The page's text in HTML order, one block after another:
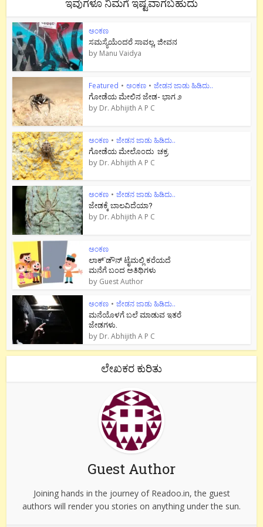
ಇವುಗಳೂ ನಿಮಗೆ ಇಷ್ಟವಾಗಬಹುದು
ಅಂಕಣ
ಸಮಸ್ಯೆಯೆಂದರೆ ಸಾವಲ್ಲ, ಜೀವನ
by Manu Vaidya
Featured • ಅಂಕಣ • ಜೇಡನ ಜಾಡು ಹಿಡಿದು..
ಗೋಡೆಯ ಮೇಲಿನ ಜೇಡ- ಭಾಗ ೨
by Dr. Abhijith A P C
ಅಂಕಣ • ಜೇಡನ ಜಾಡು ಹಿಡಿದು..
ಗೋಡೆಯ ಮೇಲೊಂದು ಚಕ್ರ
by Dr. Abhijith A P C
ಅಂಕಣ • ಜೇಡನ ಜಾಡು ಹಿಡಿದು..
ಜೇಡಕ್ಕೆ ಬಾಲವಿದೆಯಾ?
by Dr. Abhijith A P C
ಅಂಕಣ
ಲಾಕ್`ಡೌನ್ ಟೈಮಲ್ಲಿ ಕರೆಯದೆ
ಮನೆಗೆ ಬಂದ ಅತಿಥಿಗಳು
by Guest Author
ಅಂಕಣ • ಜೇಡನ ಜಾಡು ಹಿಡಿದು..
ಮನೆಯೊಳಗೆ ಬಲೆ ಮಾಡುವ ಇತರೆ
ಜೇಡಗಳು.
by Dr. Abhijith A P C
ಲೇಖಕರ ಕುರಿತು
Guest Author
Joining hands in the journey of Readoo.in, the guest
authors will render you stories on anything under the sun.